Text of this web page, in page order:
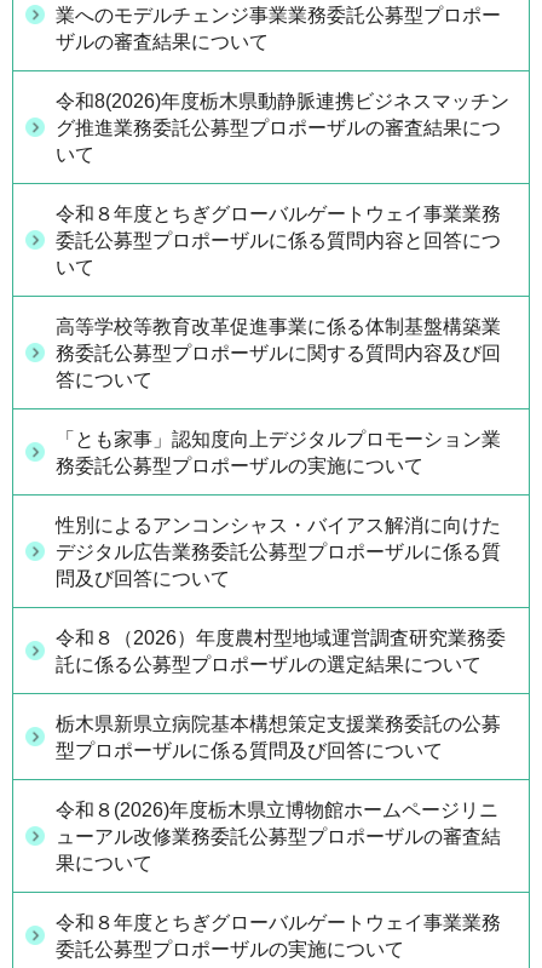
業へのモデルチェンジ事業業務委託公募型プロポー
ザルの審査結果について
令和8(2026)年度栃木県動静脈連携ビジネスマッチン
グ推進業務委託公募型プロポーザルの審査結果につ
いて
令和８年度とちぎグローバルゲートウェイ事業業務
委託公募型プロポーザルに係る質問内容と回答につ
いて
高等学校等教育改革促進事業に係る体制基盤構築業
務委託公募型プロポーザルに関する質問内容及び回
答について
「とも家事」認知度向上デジタルプロモーション業
務委託公募型プロポーザルの実施について
性別によるアンコンシャス・バイアス解消に向けた
デジタル広告業務委託公募型プロポーザルに係る質
問及び回答について
令和８（2026）年度農村型地域運営調査研究業務委
託に係る公募型プロポーザルの選定結果について
栃木県新県立病院基本構想策定支援業務委託の公募
型プロポーザルに係る質問及び回答について
令和８(2026)年度栃木県立博物館ホームページリニ
ューアル改修業務委託公募型プロポーザルの審査結
果について
令和８年度とちぎグローバルゲートウェイ事業業務
委託公募型プロポーザルの実施について